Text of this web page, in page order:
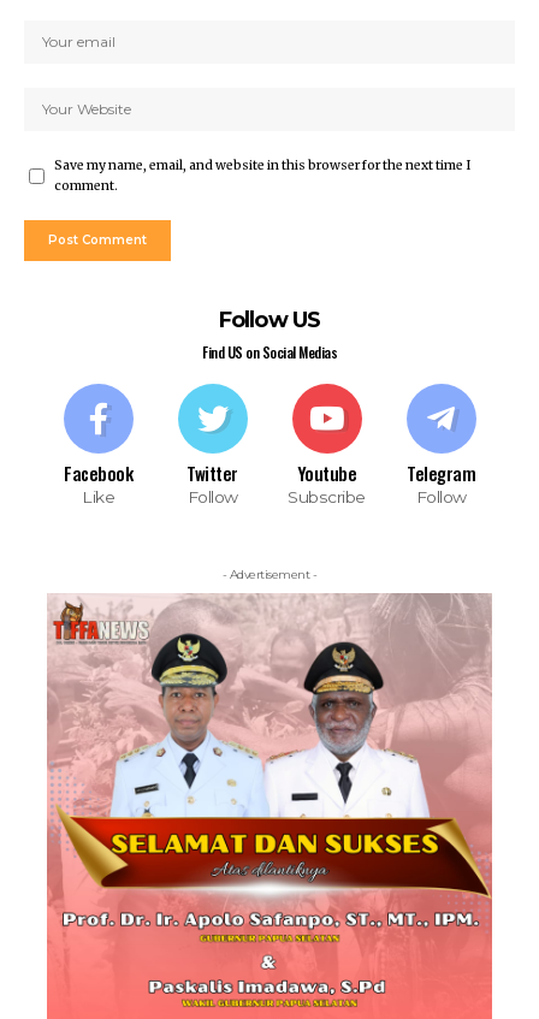
Save my name, email, and website in this browser for the next time I
comment.
Follow US
Find US on Social Medias
Facebook
Like
Twitter
Follow
Youtube
Subscribe
Telegram
Follow
- Advertisement -